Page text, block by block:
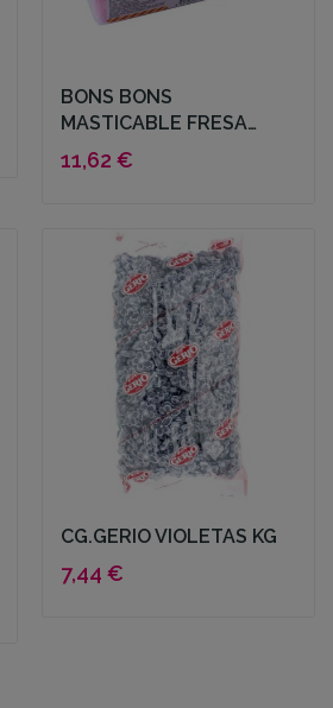
BONS BONS
MASTICABLE FRESA
200UCECONSA
11,62 €
CG.GERIO VIOLETAS KG
7,44 €